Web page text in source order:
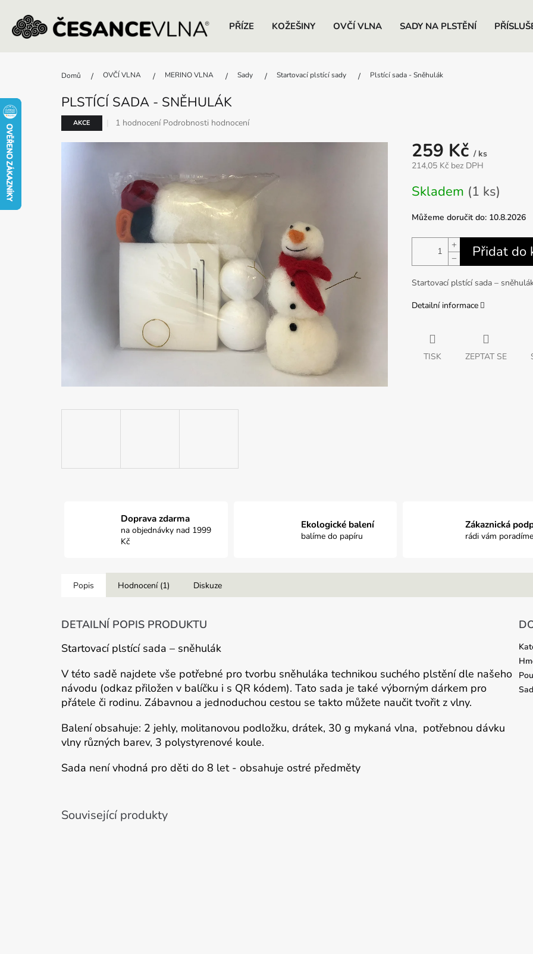
PŘÍZE KOŽEŠINY OVČÍ VLNA SADY NA PLSTĚNÍ
Domů OVČÍ VLNA MERINO VLNA Sady Startovací plstící sady Plstící sada - Sněhulák
PLSTÍCÍ SADA - SNĚHULÁK
AKCE
Průměrné
produktu
z
5
hvězdiček.
1 hodnocení Podrobnosti hodnocení
259 Kč / ks
214,05 Kč bez DPH
cena:
Skladem (1 ks)
Můžeme doručit do: 10.8.2026
+
−
Přidat do
Startovací plstící sada –
Detailní informace
TISK ZEPTAT SE
Doprava zdarma
na objednávky nad 1999
Kč
Ekologické balení
balíme do papíru
Zákaznická
rádi vám poradíme
Popis Hodnocení (1) Diskuze
DETAILNÍ POPIS PRODUKTU
Startovací plstící sada – sněhulák
V této sadě najdete vše potřebné pro tvorbu sněhuláka technikou suchého plstění dle našeho
návodu (odkaz přiložen v balíčku i s QR kódem). Tato sada je také výborným dárkem pro
přátele či rodinu. Zábavnou a jednoduchou cestou se takto můžete naučit tvořit z vlny.
Balení obsahuje: 2 jehly, molitanovou podložku, drátek, 30 g mykaná vlna, potřebnou dávku
vlny různých barev, 3 polystyrenové koule.
Sada není vhodná pro děti do 8 let - obsahuje ostré předměty
Související produkty